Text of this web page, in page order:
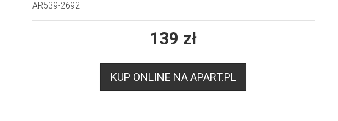
AR539-2692
139 zł
KUP ONLINE NA APART.PL